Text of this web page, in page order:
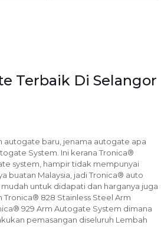
Terbaik Di Selangor
autogate baru, jenama autogate apa
System. Ini kerana Tronica®
system, hampir tidak mempunyai
buatan Malaysia, jadi Tronica® auto
untuk didapati dan harganya juga
Tronica® 828 Stainless Steel Arm
929 Arm Autogate System dimana
pemasangan diseluruh Lembah